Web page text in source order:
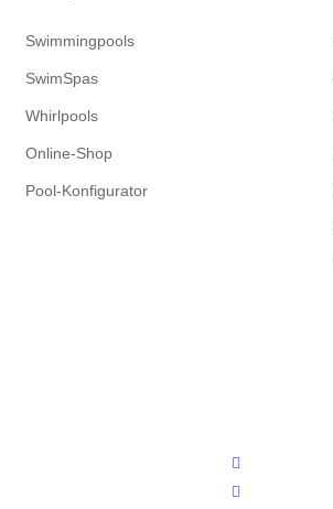
Swimmingpools
SwimSpas
Whirlpools
Online-Shop
Pool-Konfigurator
twitter
facebook